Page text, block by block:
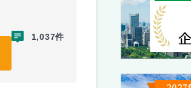
1,037件